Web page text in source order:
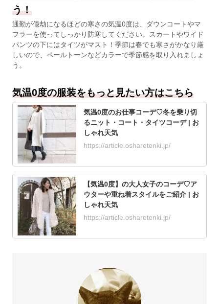
う！
通勤が億劫になるほどの寒さの気温0度は、ダウンコートやマ
フラーを使ってしっかり防寒してください。スカートやワイド
パンツの下にはタイツがマスト！季節は春でも寒さがかなり厳
しいので、ペールトーンなどカラーで季節感を取り入れましょ
う。
気温0度の服装をもっと見たい方はこちら
気温0度のお仕事コーデ♡冬を乗り切
るニット・コート・タイツコーデ | お
しゃれ天気
https://article.osharetenki.jp/
【気温0度】の大人女子のコーデ♡ア
ウターや重ね着スタイルをご紹介 | お
しゃれ天気
https://article.osharetenki.jp/